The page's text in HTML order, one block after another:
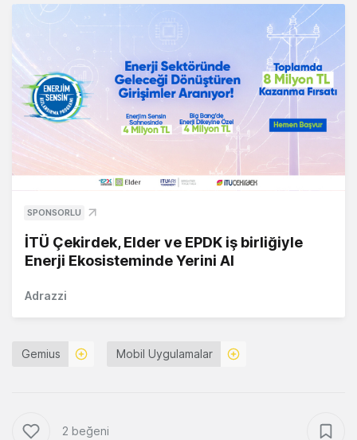
SPONSORLU
İTÜ Çekirdek, Elder ve EPDK iş birliğiyle
Enerji Ekosisteminde Yerini Al
Adrazzi
Gemius Mobil Uygulamalar
2 beğeni